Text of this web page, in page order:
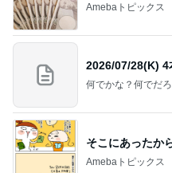
Amebaトピックス
2026/07/28(K) 4
何でかな？何でだろ
そこにあったか
Amebaトピックス